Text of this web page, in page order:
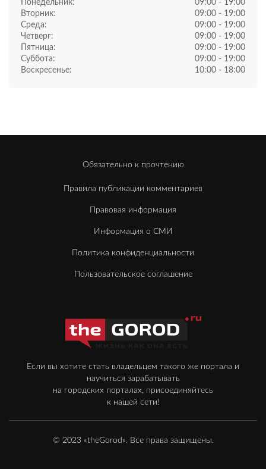
Понедельник:
09:00 - 19:00
Вторник:
09:00 - 19:00
Среда:
09:00 - 19:00
Четверг:
09:00 - 19:00
Пятница:
09:00 - 19:00
Суббота:
09:00 - 19:00
Воскресенье:
10:00 - 18:00
Обязательно к прочтению
Правила публикации комментариев
Правовая информация
Информация о СМИ
Политика конфиденциальности
Пользовательское соглашение
Если вы хотите стать владельцем такого же портала и
научиться зарабатывать
на городских порталах, присоединяйтесь
к нашей сети!
© 2023 «theGorod». Все права защищены.